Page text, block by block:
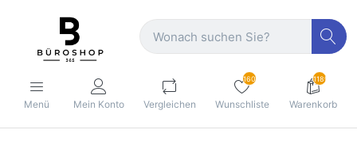
Menü Mein Konto Vergleichen
160
Wunschliste
1189
Warenkorb